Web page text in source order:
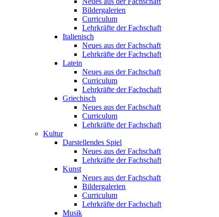
Bildergalerien
Curriculum
Lehrkräfte der Fachschaft
Italienisch
Neues aus der Fachschaft
Lehrkräfte der Fachschaft
Latein
Neues aus der Fachschaft
Curriculum
Lehrkräfte der Fachschaft
Griechisch
Neues aus der Fachschaft
Curriculum
Lehrkräfte der Fachschaft
Kultur
Darstellendes Spiel
Neues aus der Fachschaft
Lehrkräfte der Fachschaft
Kunst
Neues aus der Fachschaft
Bildergalerien
Curriculum
Lehrkräfte der Fachschaft
Musik